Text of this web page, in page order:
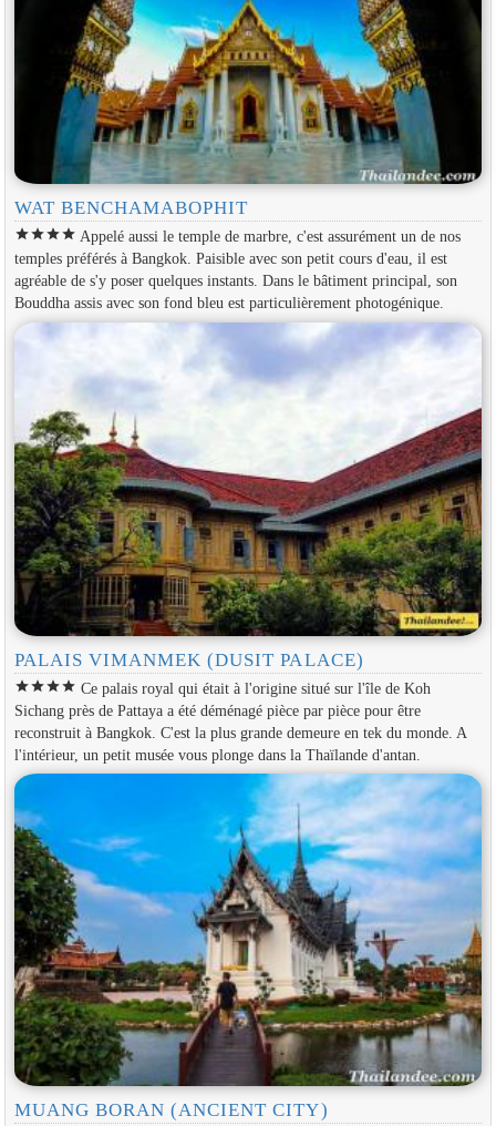
WAT BENCHAMABOPHIT
starstarstarstar Appelé aussi le temple de marbre, c'est assurément un de nos
temples préférés à Bangkok. Paisible avec son petit cours d'eau, il est
agréable de s'y poser quelques instants. Dans le bâtiment principal, son
Bouddha assis avec son fond bleu est particulièrement photogénique.
PALAIS VIMANMEK (DUSIT PALACE)
starstarstarstar Ce palais royal qui était à l'origine situé sur l'île de Koh
Sichang près de Pattaya a été déménagé pièce par pièce pour être
reconstruit à Bangkok. C'est la plus grande demeure en tek du monde. A
l'intérieur, un petit musée vous plonge dans la Thaïlande d'antan.
MUANG BORAN (ANCIENT CITY)